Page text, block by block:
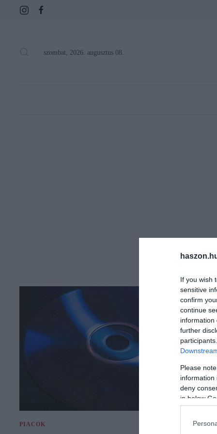
If you wish
sensitive
confirm
continue
information
further
Please
information
deny
in below
szombat, 2026. augusztus 08.
PIACOK